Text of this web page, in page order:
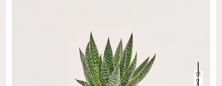
15 см